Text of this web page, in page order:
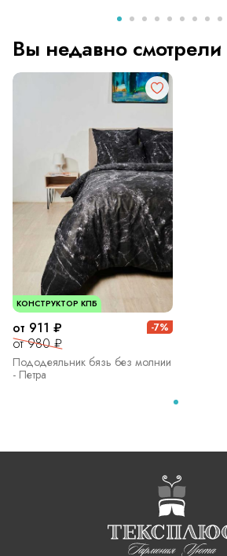
Вы недавно смотрели
КОНСТРУКТОР КПБ
от 911 ₽
от 980 ₽
-7%
Пододеяльник бязь без молнии
- Петра